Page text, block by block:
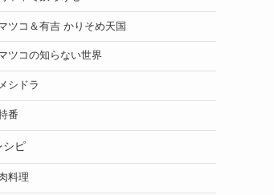
ツコ＆有吉 かりそめ天国
ツコの知らない世界
メシドラ
番
シピ
料理